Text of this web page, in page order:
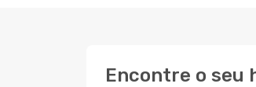
Encontre o seu